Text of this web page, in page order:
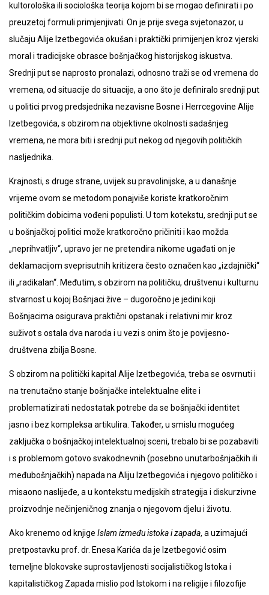
kultorološka ili sociološka teorija kojom bi se mogao definirati i po
preuzetoj formuli primjenjivati. On je prije svega svjetonazor, u
slučaju Alije Izetbegovića okušan i praktički primijenjen kroz vjerski
moral i tradicijske obrasce bošnjačkog historijskog iskustva.
Srednji put se naprosto pronalazi, odnosno traži se od vremena do
vremena, od situacije do situacije, a ono što je definiralo srednji put
u politici prvog predsjednika nezavisne Bosne i Herrcegovine Alije
Izetbegovića, s obzirom na objektivne okolnosti sadašnjeg
vremena, ne mora biti i srednji put nekog od njegovih političkih
nasljednika.
Krajnosti, s druge strane, uvijek su pravolinijske, a u današnje
vrijeme ovom se metodom ponajviše koriste kratkoročnim
političkim dobicima vođeni populisti. U tom kotekstu, srednji put se
u bošnjačkoj politici može kratkoročno pričiniti i kao možda
„neprihvatljiv“, upravo jer ne pretendira nikome ugađati on je
deklamacijom sveprisutnih kritizera često označen kao „izdajnički“
ili „radikalan“. Međutim, s obzirom na političku, društvenu i kulturnu
stvarnost u kojoj Bošnjaci žive – dugoročno je jedini koji
Bošnjacima osigurava praktični opstanak i relativni mir kroz
suživot s ostala dva naroda i u vezi s onim što je povijesno-
društvena zbilja Bosne.
S obzirom na politički kapital Alije Izetbegovića, treba se osvrnuti i
na trenutačno stanje bošnjačke intelektualne elite i
problematizirati nedostatak potrebe da se bošnjački identitet
jasno i bez kompleksa artikulira. Također, u smislu mogućeg
zaključka o bošnjačkoj intelektualnoj sceni, trebalo bi se pozabaviti
i s problemom gotovo svakodnevnih (posebno unutarbošnjačkih ili
međubošnjačkih) napada na Aliju Izetbegovića i njegovo političko i
misaono naslijeđe, a u kontekstu medijskih strategija i diskurzivne
proizvodnje nečinjeničnog znanja o njegovom djelu i životu.
Ako krenemo od knjige Islam između istoka i zapada, a uzimajući
pretpostavku prof. dr. Enesa Karića da je Izetbegović osim
temeljne blokovske suprostavljenosti socijalističkog Istoka i
kapitalističkog Zapada mislio pod Istokom i na religije i filozofije